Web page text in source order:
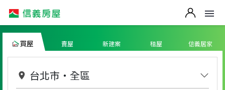
買屋 賣屋 新建案 租屋 信義居家
台北市 ・ 全區